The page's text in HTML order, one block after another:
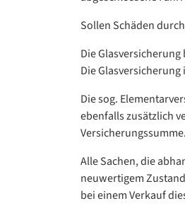
Sollen Schäden
Die
Die
Die sog.
ebenfalls zusätzlich
Alle Sachen, die
neuwertigem
bei einem Verkauf